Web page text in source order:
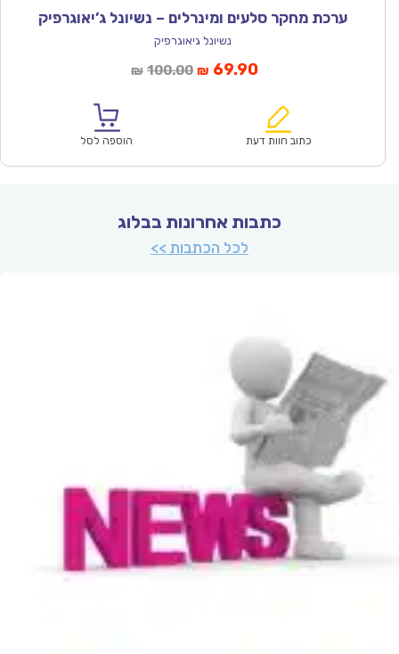
ערכת מחקר סלעים ומינרלים – נשיונל ג’יאוגרפיק
נשיונל גיאוגרפיק
₪ 100.00המחיר
₪100.00.
₪ 69.90המחיר
הוא:
כתוב חוות דעת הוספה לסל
כתבות אחרונות בבלוג
לכל הכתבות >>